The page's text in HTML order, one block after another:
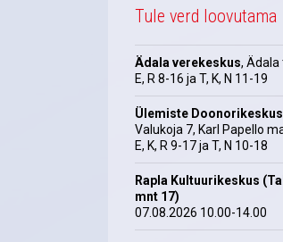
Tule verd loovutama
Ädala verekeskus, Ädala
E, R 8-16 ja T, K, N 11-19
Ülemiste Doonorikeskus
Valukoja 7, Karl Papello
E, K, R 9-17 ja T, N 10-18
Rapla Kultuurikeskus
mnt 17)
07.08.2026 10.00-14.00